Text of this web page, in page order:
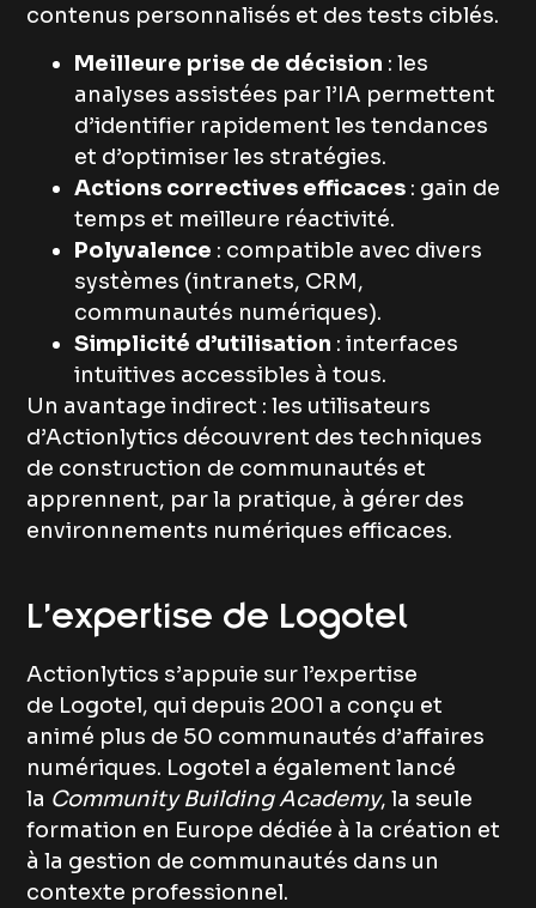
contenus personnalisés et des tests ciblés.
Meilleure prise de décision : les
analyses assistées par l’IA permettent
d’identifier rapidement les tendances
et d’optimiser les stratégies.
Actions correctives efficaces : gain de
temps et meilleure réactivité.
Polyvalence : compatible avec divers
systèmes (intranets, CRM,
communautés numériques).
Simplicité d’utilisation : interfaces
intuitives accessibles à tous.
Un avantage indirect : les utilisateurs
d’Actionlytics découvrent des techniques
de construction de communautés et
apprennent, par la pratique, à gérer des
environnements numériques efficaces.
L’expertise de Logotel
Actionlytics s’appuie sur l’expertise
de Logotel, qui depuis 2001 a conçu et
animé plus de 50 communautés d’affaires
numériques. Logotel a également lancé
la Community Building Academy, la seule
formation en Europe dédiée à la création et
à la gestion de communautés dans un
contexte professionnel.